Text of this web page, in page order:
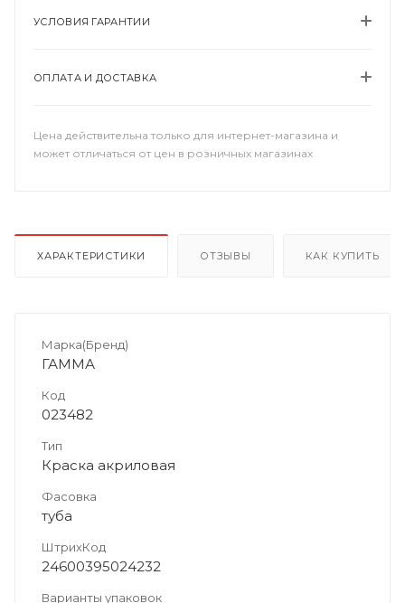
УСЛОВИЯ ГАРАНТИИ
ОПЛАТА И ДОСТАВКА
Цена действительна только для интернет-магазина и
может отличаться от цен в розничных магазинах
ХАРАКТЕРИСТИКИ ОТЗЫВЫ КАК КУПИТЬ
Марка(Бренд)
ГАММА
Код
023482
Тип
Краска акриловая
Фасовка
туба
ШтрихКод
24600395024232
Варианты упаковок